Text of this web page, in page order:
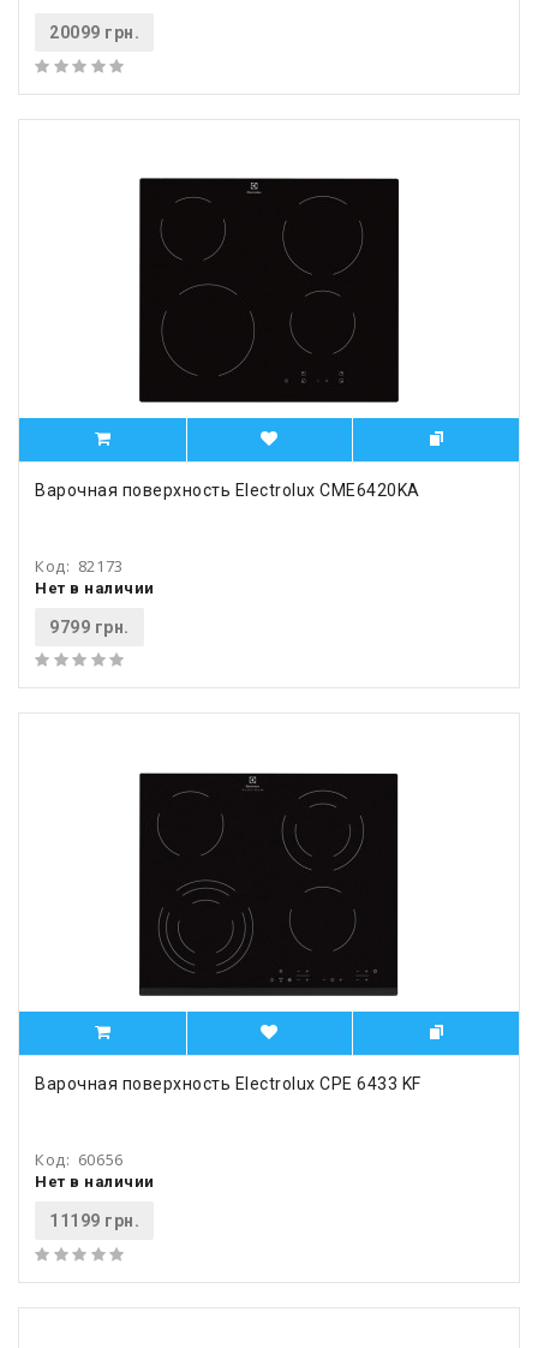
20099 грн.
Варочная поверхность Electrolux CME6420KA
Код: 82173
Нет в наличии
9799 грн.
Варочная поверхность Electrolux CPE 6433 KF
Код: 60656
Нет в наличии
11199 грн.